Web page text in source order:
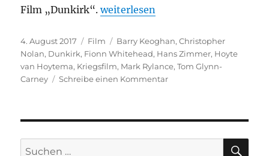
Film „Dunkirk“.„Dunkirk“
weiterlesen
Veröffentlicht
am
4. August 2017 Kategorien
Film Schlagwörter
Barry Keoghan,Christopher
Nolan, Dunkirk, Fionn Whitehead, Hans Zimmer, Hoyte
van Hoytema, Kriegsfilm, Mark Rylance,Tom Glynn-
Carney
Schreibe einen Kommentarzu
Suchen